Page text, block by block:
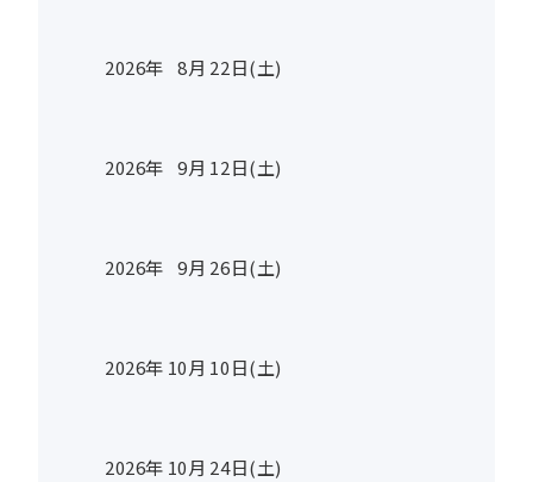
2026年 8月 22日(土)
2026年 9月 12日(土)
2026年 9月 26日(土)
2026年 10月 10日(土)
2026年 10月 24日(土)